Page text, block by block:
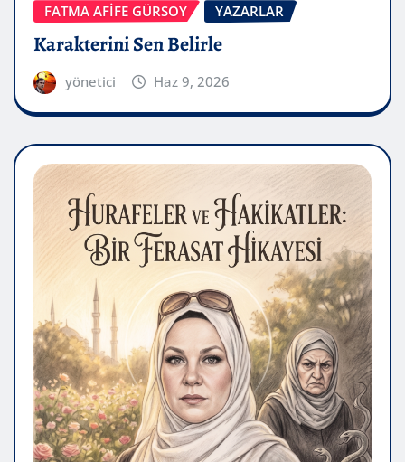
FATMA AFİFE GÜRSOY YAZARLAR
Karakterini Sen Belirle
yönetici Haz 9, 2026